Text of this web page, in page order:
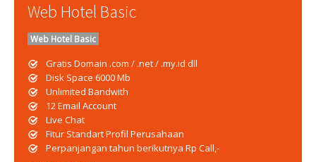
Web Hotel Basic
Web Hotel Basic
Gratis Domain .com / .net / .my.id dll
Disk Space 6000 Mb
Unlimited Bandwith
12 Email Account
Live Chat
Fitur Standart Profil Perusahaan
Perpanjangan tahun berikutnya Rp Call,-